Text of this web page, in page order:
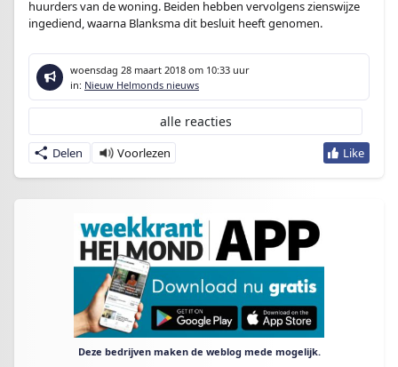
huurders van de woning. Beiden hebben vervolgens zienswijze
ingediend, waarna Blanksma dit besluit heeft genomen.
woensdag 28 maart 2018 om 10:33 uur
in: Nieuw Helmonds nieuws
Delen
alle reacties
Deze bedrijven maken de weblog mede mogelijk.